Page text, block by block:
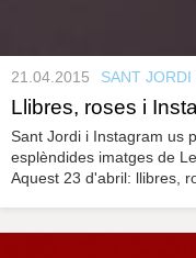
21.04.2015 SANT JORDI
Llibres, roses i
Sant Jordi i Instagram us
esplèndides imatges de
Aquest 23 d'abril: llibres,